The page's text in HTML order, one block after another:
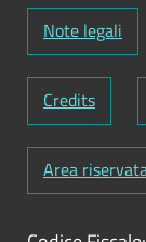
Note legali
Credits
Area